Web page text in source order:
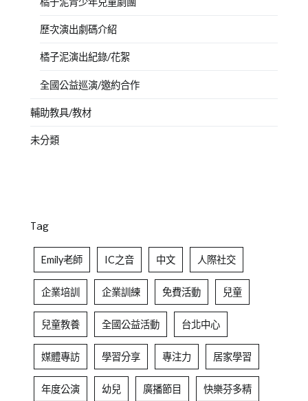
歷次演出劇碼介紹
橘子泥演出紀錄/花絮
全國公益巡演/邀約合作
輔助教具/教材
未分類
Tag
Emily老師 IC之音 中文 人際社交
企業培訓 企業訓練 免費活動 兒童
兒童教養 全國公益活動 台北中心
媒體專訪 學習分享 專注力 居家學習
年度公演 幼兒 廣播節目 快樂芬多精